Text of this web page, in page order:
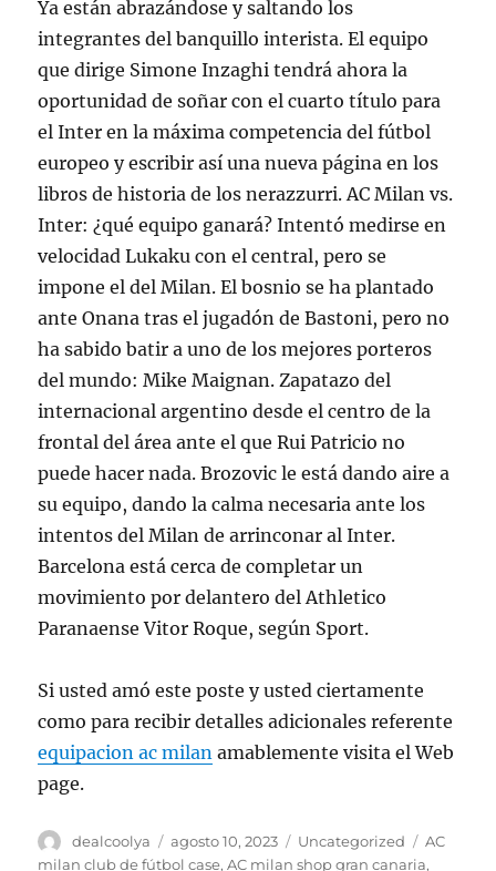
Ya están abrazándose y saltando los
integrantes del banquillo interista. El equipo
que dirige Simone Inzaghi tendrá ahora la
oportunidad de soñar con el cuarto título para
el Inter en la máxima competencia del fútbol
europeo y escribir así una nueva página en los
libros de historia de los nerazzurri. AC Milan vs.
Inter: ¿qué equipo ganará? Intentó medirse en
velocidad Lukaku con el central, pero se
impone el del Milan. El bosnio se ha plantado
ante Onana tras el jugadón de Bastoni, pero no
ha sabido batir a uno de los mejores porteros
del mundo: Mike Maignan. Zapatazo del
internacional argentino desde el centro de la
frontal del área ante el que Rui Patricio no
puede hacer nada. Brozovic le está dando aire a
su equipo, dando la calma necesaria ante los
intentos del Milan de arrinconar al Inter.
Barcelona está cerca de completar un
movimiento por delantero del Athletico
Paranaense Vitor Roque, según Sport.
Si usted amó este poste y usted ciertamente
como para recibir detalles adicionales referente
equipacion ac milan amablemente visita el Web
page.
Autor
dealcoolya
Publicado
el
agosto 10, 2023 Categorías
Uncategorized Etiquetas
AC
milan club de fútbol case,AC milan shop gran canaria,